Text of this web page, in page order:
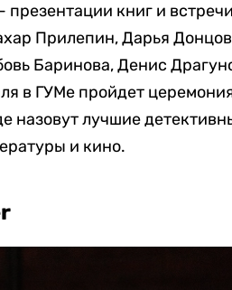
книг и
Прилепин, Дарья
Баринова, Денис
в ГУМе пройдет
назовут лучшие
и кино.